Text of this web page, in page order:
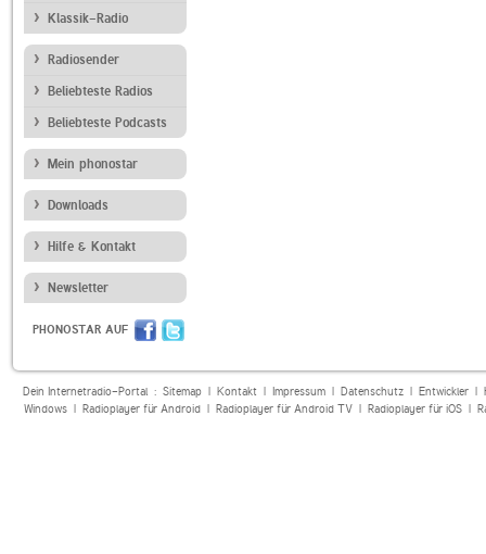
Klassik-Radio
Radiosender
Beliebteste Radios
Beliebteste Podcasts
Mein phonostar
Downloads
Hilfe & Kontakt
Newsletter
PHONOSTAR AUF
Dein Internetradio-Portal : Sitemap| Kontakt| Impressum| Datenschutz| Entwickler|
Windows| Radioplayer für Android| Radioplayer für Android TV| Radioplayer für iOS|